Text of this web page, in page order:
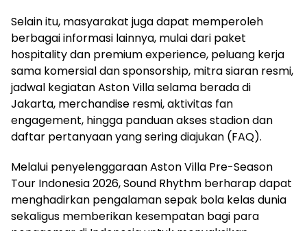
Selain itu, masyarakat juga dapat memperoleh
berbagai informasi lainnya, mulai dari paket
hospitality dan premium experience, peluang kerja
sama komersial dan sponsorship, mitra siaran resmi,
jadwal kegiatan Aston Villa selama berada di
Jakarta, merchandise resmi, aktivitas fan
engagement, hingga panduan akses stadion dan
daftar pertanyaan yang sering diajukan (FAQ).
Melalui penyelenggaraan Aston Villa Pre-Season
Tour Indonesia 2026, Sound Rhythm berharap dapat
menghadirkan pengalaman sepak bola kelas dunia
sekaligus memberikan kesempatan bagi para